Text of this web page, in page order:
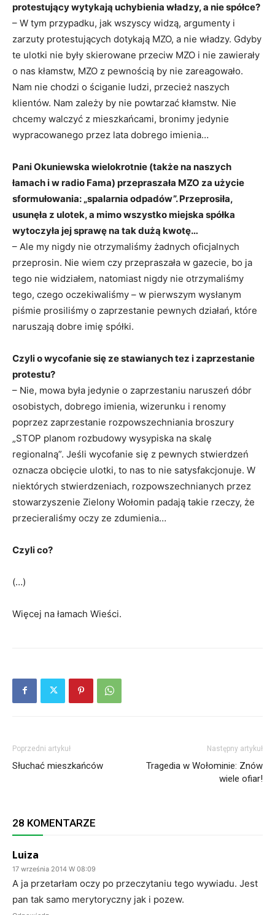
protestujący wytykają uchybienia władzy, a nie spółce?
– W tym przypadku, jak wszyscy widzą, argumenty i
zarzuty protestujących dotykają MZO, a nie władzy. Gdyby
te ulotki nie były skierowane przeciw MZO i nie zawierały
o nas kłamstw, MZO z pewnością by nie zareagowało.
Nam nie chodzi o ściganie ludzi, przecież naszych
klientów. Nam zależy by nie powtarzać kłamstw. Nie
chcemy walczyć z mieszkańcami, bronimy jedynie
wypracowanego przez lata dobrego imienia…
Pani Okuniewska wielokrotnie (także na naszych
łamach i w radio Fama) przepraszała MZO za użycie
sformułowania: „spalarnia odpadów”. Przeprosiła,
usunęła z ulotek, a mimo wszystko miejska spółka
wytoczyła jej sprawę na tak dużą kwotę…
– Ale my nigdy nie otrzymaliśmy żadnych oficjalnych
przeprosin. Nie wiem czy przepraszała w gazecie, bo ja
tego nie widziałem, natomiast nigdy nie otrzymaliśmy
tego, czego oczekiwaliśmy – w pierwszym wysłanym
piśmie prosiliśmy o zaprzestanie pewnych działań, które
naruszają dobre imię spółki.
Czyli o wycofanie się ze stawianych tez i zaprzestanie
protestu?
– Nie, mowa była jedynie o zaprzestaniu naruszeń dóbr
osobistych, dobrego imienia, wizerunku i renomy
poprzez zaprzestanie rozpowszechniania broszury
„STOP planom rozbudowy wysypiska na skalę
regionalną”. Jeśli wycofanie się z pewnych stwierdzeń
oznacza obcięcie ulotki, to nas to nie satysfakcjonuje. W
niektórych stwierdzeniach, rozpowszechnianych przez
stowarzyszenie Zielony Wołomin padają takie rzeczy, że
przecieraliśmy oczy ze zdumienia…
Czyli co?
(…)
Więcej na łamach Wieści.
Poprzedni artykuł
Słuchać mieszkańców
Następny artykuł
Tragedia w Wołominie: Znów
wiele ofiar!
28 KOMENTARZE
Luiza
17 września 2014 W 08:09
A ja przetarłam oczy po przeczytaniu tego wywiadu. Jest
pan tak samo merytoryczny jak i pozew.